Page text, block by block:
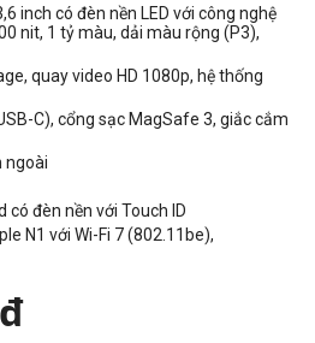
inch có đèn nền LED với công nghệ
nit, 1 tỷ màu, dải màu rộng (P3),
quay video HD 1080p, hệ thống
C), cổng sạc MagSafe 3, giắc cắm
ngoài
có đèn nền với Touch ID
N1 với Wi-Fi 7 (802.11be),
đ